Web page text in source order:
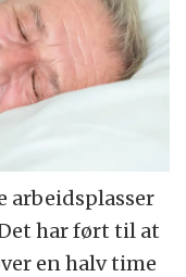
arbeidsplasser
har ført til at
en halv time